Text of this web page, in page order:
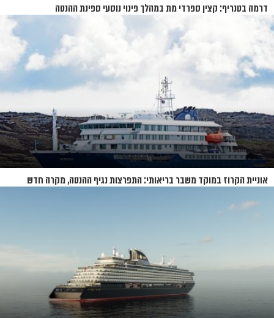
דרמה בטנריף: קצין ספרדי מת במהלך פינוי נוסעי ספינת ההנטה
אוניית הקרוז במוקד משבר בריאותי: התפרצות נגיף ההנטה, מקרה חדש